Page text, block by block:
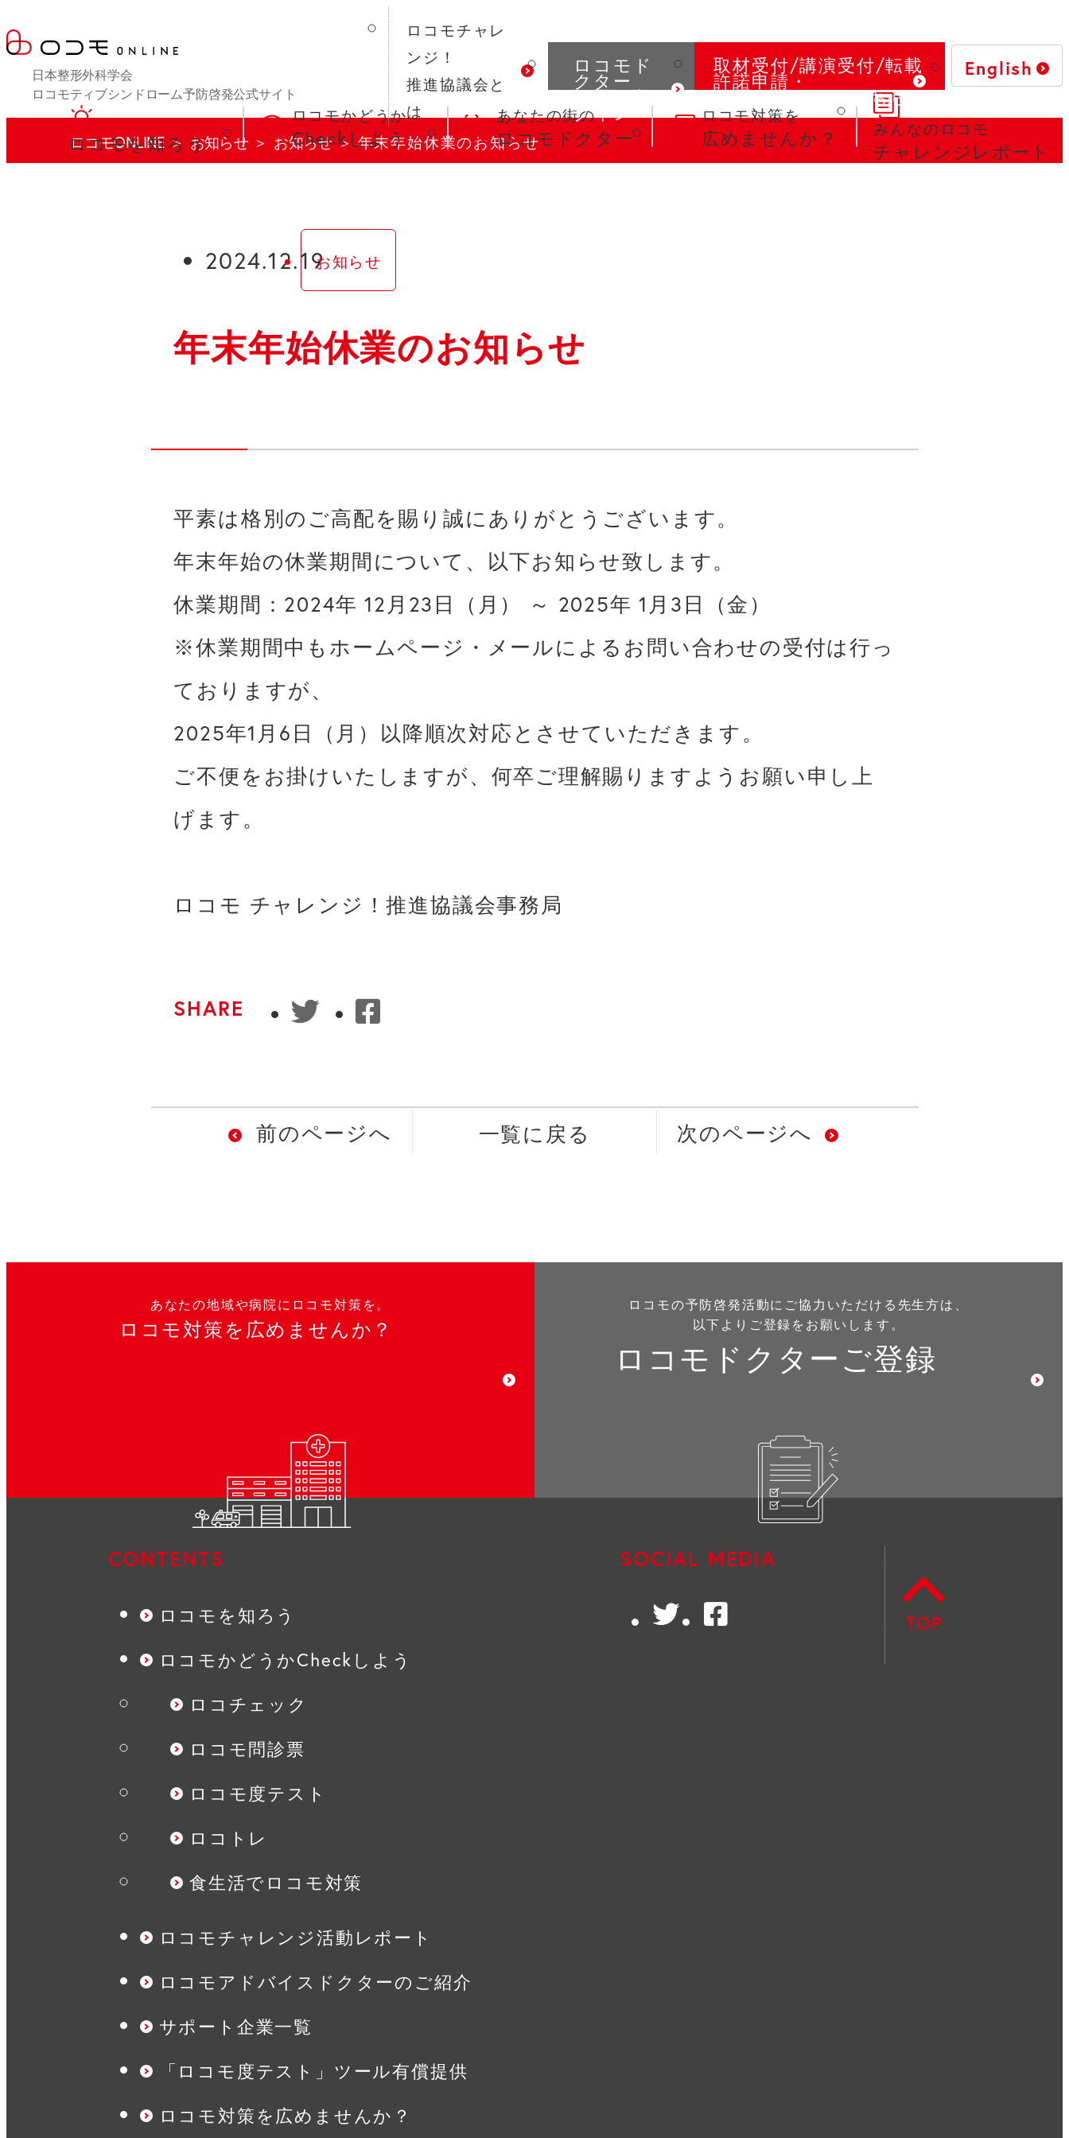
日本整形外科学会
ロコモティブシンドローム予防啓発公式サイト
ロコモチャレ
ンジ！
推進協議会と
は
English
ロコモド
クター
ご登録/ロ
グイン
取材受付/講演受付/転載
許諾申請・
お問い合わせはこちら
ロコモを知ろう
ロコモかどうか
Checkしよう
あなたの街の
ロコモドクター
ロコモ対策を
広めませんか？ みんなのロコモ
チャレンジレポート
ロコモONLINE お知らせ お知らせ 年末年始休業のお知らせ
2024.12.19お知らせ
年末年始休業のお知らせ
平素は格別のご高配を賜り誠にありがとうございます。
年末年始の休業期間について、以下お知らせ致します。
休業期間：2024年 12月23日（月） ～ 2025年 1月3日（金）
※休業期間中もホームページ・メールによるお問い合わせの受付は行っ
ておりますが、
2025年1月6日（月）以降順次対応とさせていただきます。
ご不便をお掛けいたしますが、何卒ご理解賜りますようお願い申し上
げます。
ロコモ チャレンジ！推進協議会事務局
SHARE
前のページへ 次のページへ
一覧に戻る
あなたの地域や病院に ロコモ対策を。
ロコモ対策を広めませんか？
ロコモの予防啓発活動に ご協力いただける先生方は、
以下よりご登録をお願いします。
ロコモドクターご登録
CONTENTS
ロコモを知ろう
ロコモかどうかCheckしよう
ロコチェック
ロコモ問診票
ロコモ度テスト
ロコトレ
食生活でロコモ対策
ロコモチャレンジ活動レポート
ロコモアドバイスドクターのご紹介
サポート企業一覧
「ロコモ度テスト」ツール有償提供
ロコモ対策を広めませんか？
SOCIAL MEDIA
TwitterFacebook TOP